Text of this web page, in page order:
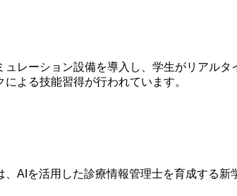
ュレーション設備を導入し、学生がリアル
よる技能習得が行われています。
AIを活用した診療情報管理士を育成する